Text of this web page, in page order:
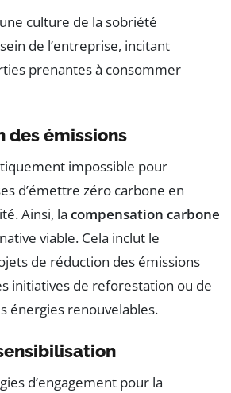
culture de la sobriété
de l’entreprise, incitant
prenantes à consommer
des émissions
impossible pour
d’émettre zéro carbone en
Ainsi, la compensation carbone
viable. Cela inclut le
de réduction des émissions
initiatives de reforestation ou de
énergies renouvelables.
d’engagement pour la